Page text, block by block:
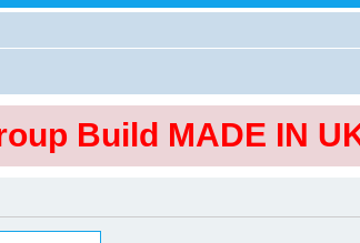
Build MADE IN